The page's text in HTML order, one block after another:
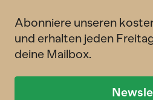
Abonniere unseren
und erhalten jeden
deine Mailbox.